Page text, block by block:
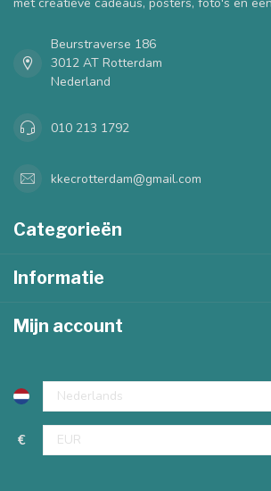
met creatieve cadeaus, posters, foto's en
Beurstraverse 186
3012 AT Rotterdam
Nederland
010 213 1792
kkecrotterdam@gmail.com
Categorieën
Informatie
Mijn account
€